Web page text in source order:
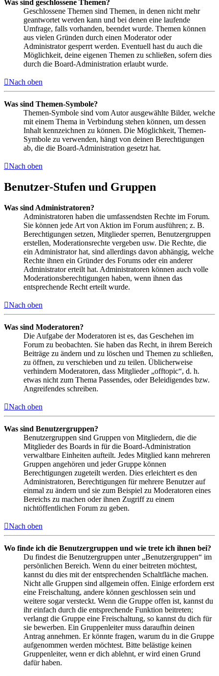
Was sind geschlossene Themen?
Geschlossene Themen sind Themen, in denen nicht mehr
geantwortet werden kann und bei denen eine laufende
Umfrage, falls vorhanden, beendet wurde. Themen können
aus vielen Gründen durch einen Moderator oder
Administrator gesperrt werden. Eventuell hast du auch die
Möglichkeit, deine eigenen Themen zu schließen, sofern dies
durch die Board-Administration erlaubt wurde.
Nach oben
Was sind Themen-Symbole?
Themen-Symbole sind vom Autor ausgewählte Bilder, welche
mit einem Thema in Verbindung stehen können, um dessen
Inhalt kennzeichnen zu können. Die Möglichkeit, Themen-
Symbole zu verwenden, hängt von deinen Berechtigungen
ab, die die Board-Administration gesetzt hat.
Nach oben
Benutzer-Stufen und Gruppen
Was sind Administratoren?
Administratoren haben die umfassendsten Rechte im Forum.
Sie können jede Art von Aktion im Forum ausführen; z. B.
Berechtigungen setzen, Mitglieder sperren, Benutzergruppen
erstellen, Moderationsrechte vergeben usw. Die Rechte, die
ein Administrator hat, sind allerdings davon abhängig, welche
Rechte ihnen ein Gründer des Forums oder ein anderer
Administrator erteilt hat. Administratoren können auch volle
Moderationsberechtigungen haben, wenn ihnen das
entsprechende Recht erteilt wurde.
Nach oben
Was sind Moderatoren?
Die Aufgabe der Moderatoren ist es, das Geschehen im
Forum zu beobachten. Sie haben das Recht, in ihrem Bereich
Beiträge zu ändern und zu löschen und Themen zu schließen,
zu öffnen, zu verschieben und zu teilen. Üblicherweise
verhindern Moderatoren, dass Mitglieder „offtopic“, d. h.
etwas nicht zum Thema Passendes, oder Beleidigendes bzw.
Angreifendes schreiben.
Nach oben
Was sind Benutzergruppen?
Benutzergruppen sind Gruppen von Mitgliedern, die die
Mitglieder des Boards in für die Board-Administration
verwaltbare Einheiten aufteilt. Jedes Mitglied kann mehreren
Gruppen angehören und jeder Gruppe können
Berechtigungen zugeteilt werden. Dies erleichtert es den
Administratoren, Berechtigungen für mehrere Benutzer auf
einmal zu ändern und sie zum Beispiel zu Moderatoren eines
Bereichs zu machen oder ihnen Zugriff zu einem
nichtöffentlichen Forum zu geben.
Nach oben
Wo finde ich die Benutzergruppen und wie trete ich ihnen bei?
Du findest die Benutzergruppen unter „Benutzergruppen“ im
persönlichen Bereich. Wenn du einer beitreten möchtest,
kannst du dies mit der entsprechenden Schaltfläche machen.
Nicht alle Gruppen sind allgemein offen. Einige erfordern erst
eine Freischaltung, andere können geschlossen sein und
weitere sogar versteckt. Wenn die Gruppe offen ist, kannst du
ihr einfach durch die entsprechende Funktion beitreten;
verlangt die Gruppe eine Freischaltung, so kannst du dich für
sie bewerben. Ein Gruppenleiter muss daraufhin deinen
Antrag annehmen. Er könnte fragen, warum du in die Gruppe
aufgenommen werden möchtest. Bitte belästige keinen
Gruppenleiter, wenn er dich ablehnt, er wird einen Grund
dafür haben.